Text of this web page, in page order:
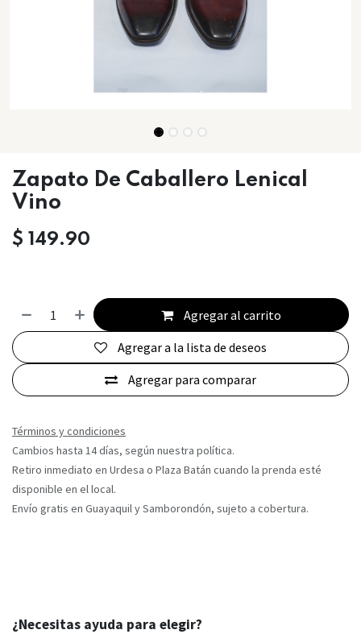
Zapato De Caballero Lenical
Vino
$ 149.90
Agregar al carrito
Agregar para comparar
Agregar a la lista de deseos
Términos y condiciones
Cambios hasta 14 días, según nuestra política.
Retiro inmediato en Urdesa o Plaza Batán cuando la prenda esté
disponible en el local.
Envío gratis en Guayaquil y Samborondón, sujeto a cobertura.
¿Necesitas ayuda para elegir?